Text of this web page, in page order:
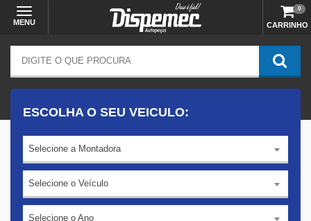
MENU CARRINHO
0
ESCOLHA O SEU VEICULO:
Selecione a Montadora
Selecione o Veículo
Selecione o Ano